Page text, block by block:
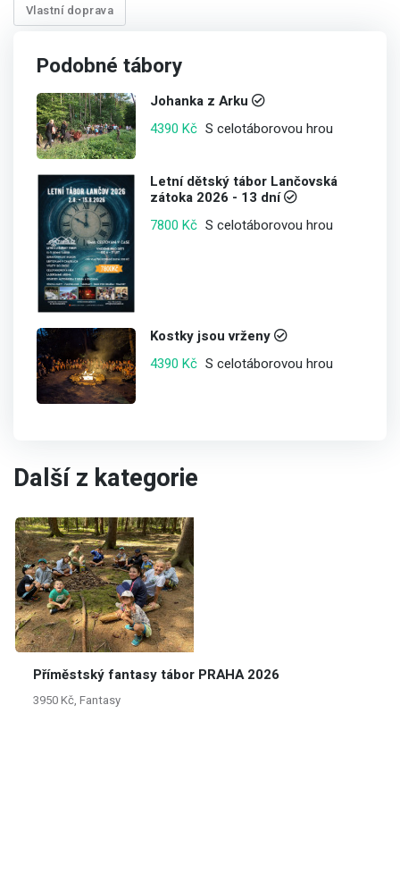
Podobné tábory
Johanka z Arku
4390 Kč S celotáborovou hrou
Letní dětský tábor Lančovská
zátoka 2026 - 13 dní
7800 Kč S celotáborovou hrou
Kostky jsou vrženy
4390 Kč S celotáborovou hrou
Vlastní doprava
Další z kategorie
Příměstský fantasy tábor PRAHA 2026
3950 Kč, Fantasy